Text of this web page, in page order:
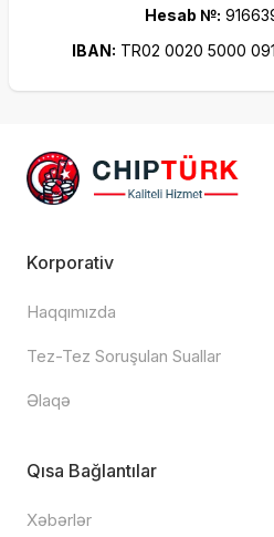
Hesab №:
IBAN: TR02 0020 5000
Korporativ
Haqqımızda
Tez-Tez Soruşulan Suallar
Əlaqə
Qısa Bağlantılar
Xəbərlər